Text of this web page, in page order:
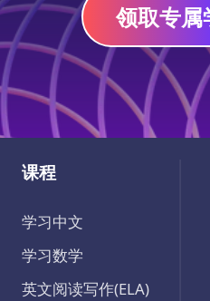
领取专属
课程
学习中文
学习数学
英文阅读写作(ELA)